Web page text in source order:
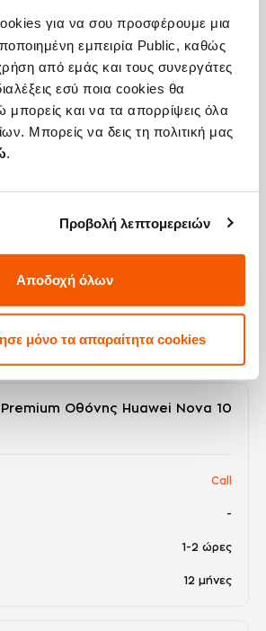
για να σου προσφέρουμε μια
εμπειρία Public, καθώς
από εμάς και τους συνεργάτες
εσύ ποια cookies θα
μπορείς και να τα απορρίψεις όλα
Μπορείς να δεις τη πολιτική μας
.
Προβολή λεπτομερειών
Αποδοχή όλων
μόνο τα απαραίτητα cookies
μπορεί να χρειάζεται και
παρακάτω επισκευές:
1-2 ώρες
12 μήνες
Οθόνης Huawei Nova 10
Call
-
1-2 ώρες
12 μήνες